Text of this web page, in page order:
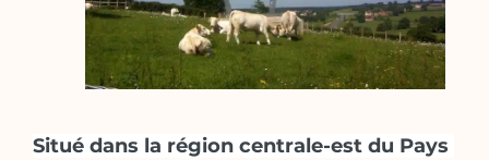
Situé dans la région centrale-est du Pays